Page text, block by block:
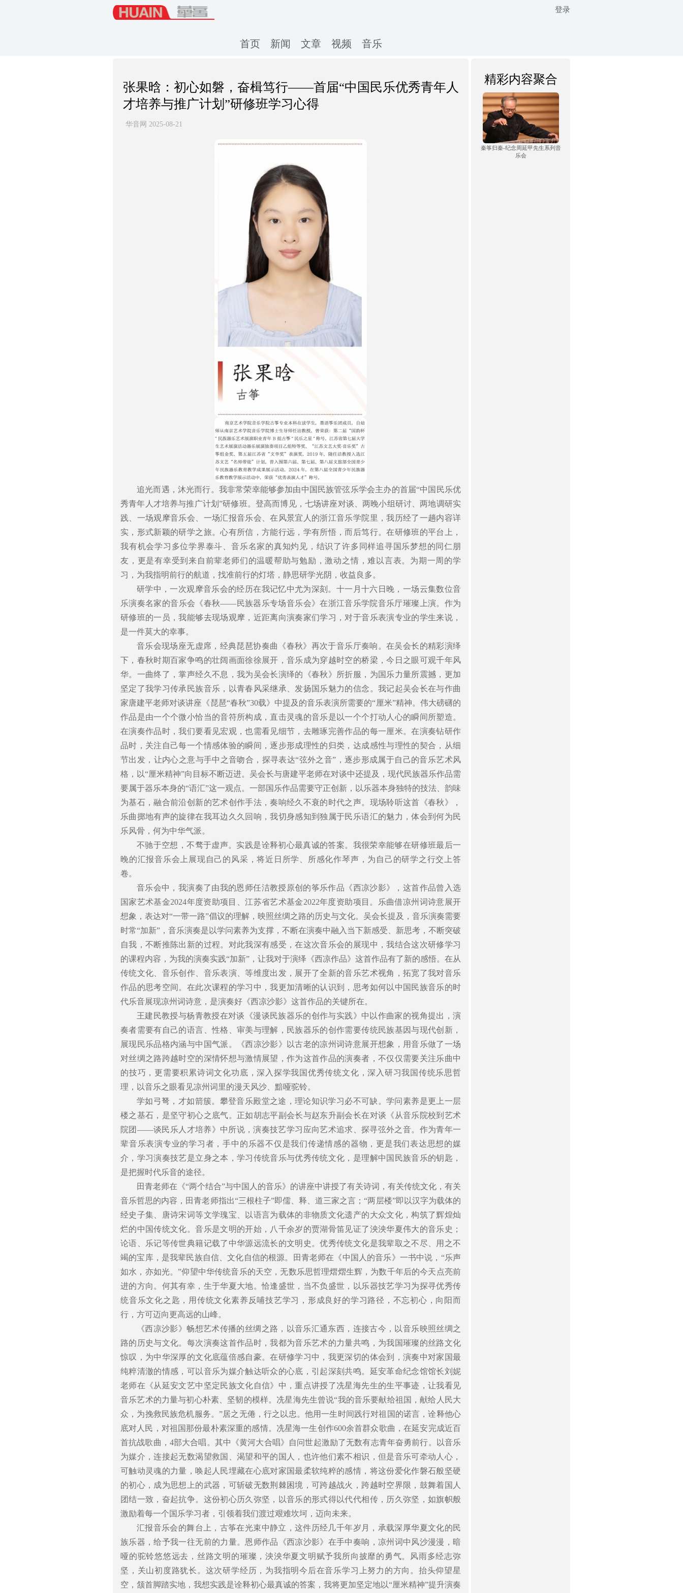
首页 新闻 文章 视频 音乐
登录
张果晗：初心如磐，奋楫笃行——首届“中国民乐优秀青年人
才培养与推广计划”研修班学习心得
华音网 2025-08-21
追光而遇，沐光而行。我非常荣幸能够参加由中国民族管弦乐学会主办的首届“中国民乐优
秀青年人才培养与推广计划”研修班。登高而博见，七场讲座对谈、两晚小组研讨、两地调研实
践、一场观摩音乐会、一场汇报音乐会、在风景宜人的浙江音乐学院里，我历经了一趟内容详
实，形式新颖的研学之旅。心有所信，方能行远，学有所悟，而后笃行。在研修班的平台上，
我有机会学习多位学界泰斗、音乐名家的真知灼见，结识了许多同样追寻国乐梦想的同仁朋
友，更是有幸受到来自前辈老师们的温暖帮助与勉励，激动之情，难以言表。为期一周的学
习，为我指明前行的航道，找准前行的灯塔，静思研学光阴，收益良多。
研学中，一次观摩音乐会的经历在我记忆中尤为深刻。十一月十六日晚，一场云集数位音
乐演奏名家的音乐会《春秋——民族器乐专场音乐会》在浙江音乐学院音乐厅璀璨上演。作为
研修班的一员，我能够去现场观摩，近距离向演奏家们学习，对于音乐表演专业的学生来说，
是一件莫大的幸事。
音乐会现场座无虚席，经典琵琶协奏曲《春秋》再次于音乐厅奏响。在吴会长的精彩演绎
下，春秋时期百家争鸣的壮阔画面徐徐展开，音乐成为穿越时空的桥梁，今日之眼可观千年风
华。一曲终了，掌声经久不息，我为吴会长演绎的《春秋》所折服，为国乐力量所震撼，更加
坚定了我学习传承民族音乐，以青春风采继承、发扬国乐魅力的信念。我记起吴会长在与作曲
家唐建平老师对谈讲座《琵琶“春秋”30载》中提及的音乐表演所需要的“厘米”精神。伟大磅礴的
作品是由一个个微小恰当的音符所构成，直击灵魂的音乐是以一个个打动人心的瞬间所塑造。
在演奏作品时，我们要看见宏观，也需看见细节，去雕琢完善作品的每一厘米。在演奏钻研作
品时，关注自己每一个情感体验的瞬间，逐步形成理性的归类，达成感性与理性的契合，从细
节出发，让内心之意与手中之音吻合，探寻表达“弦外之音”，逐步形成属于自己的音乐艺术风
格，以“厘米精神”向目标不断迈进。吴会长与唐建平老师在对谈中还提及，现代民族器乐作品需
要属于器乐本身的“语汇”这一观点。一部国乐作品需要守正创新，以乐器本身独特的技法、韵味
为基石，融合前沿创新的艺术创作手法，奏响经久不衰的时代之声。现场聆听这首《春秋》，
乐曲掷地有声的旋律在我耳边久久回响，我切身感知到独属于民乐语汇的魅力，体会到何为民
乐风骨，何为中华气派。
不驰于空想，不骛于虚声。实践是诠释初心最真诚的答案。我很荣幸能够在研修班最后一
晚的汇报音乐会上展现自己的风采，将近日所学、所感化作琴声，为自己的研学之行交上答
卷。
音乐会中，我演奏了由我的恩师任洁教授原创的筝乐作品《西凉沙影》，这首作品曾入选
国家艺术基金2024年度资助项目、江苏省艺术基金2022年度资助项目。乐曲借凉州词诗意展开
想象，表达对“一带一路”倡议的理解，映照丝绸之路的历史与文化。吴会长提及，音乐演奏需要
时常“加新”，音乐演奏是以学问素养为支撑，不断在演奏中融入当下新感受、新思考，不断突破
自我，不断推陈出新的过程。对此我深有感受，在这次音乐会的展现中，我结合这次研修学习
的课程内容，为我的演奏实践“加新”，让我对于演绎《西凉作品》这首作品有了新的感悟。在从
传统文化、音乐创作、音乐表演、等维度出发，展开了全新的音乐艺术视角，拓宽了我对音乐
作品的思考空间。在此次课程的学习中，我更加清晰的认识到，思考如何以中国民族音乐的时
代乐音展现凉州词诗意，是演奏好《西凉沙影》这首作品的关键所在。
王建民教授与杨青教授在对谈《漫谈民族器乐的创作与实践》中以作曲家的视角提出，演
奏者需要有自己的语言、性格、审美与理解，民族器乐的创作需要传统民族基因与现代创新，
展现民乐品格内涵与中国气派。《西凉沙影》以古老的凉州词诗意展开想象，用音乐做了一场
对丝绸之路跨越时空的深情怀想与激情展望，作为这首作品的演奏者，不仅仅需要关注乐曲中
的技巧，更需要积累诗词文化功底，深入探学我国优秀传统文化，深入研习我国传统乐思哲
理，以音乐之眼看见凉州词里的漫天风沙、黯哑驼铃。
学如弓弩，才如箭簇。攀登音乐殿堂之途，理论知识学习必不可缺。学问素养是更上一层
楼之基石，是坚守初心之底气。正如胡志平副会长与赵东升副会长在对谈《从音乐院校到艺术
院团——谈民乐人才培养》中所说，演奏技艺学习应向艺术追求、探寻弦外之音。作为青年一
辈音乐表演专业的学习者，手中的乐器不仅是我们传递情感的器物，更是我们表达思想的媒
介，学习演奏技艺是立身之本，学习传统音乐与优秀传统文化，是理解中国民族音乐的钥匙，
是把握时代乐音的途径。
田青老师在《“两个结合”与中国人的音乐》的讲座中讲授了有关诗词，有关传统文化，有关
音乐哲思的内容，田青老师指出“三根柱子”即儒、释、道三家之言；“两层楼”即以汉字为载体的
经史子集、唐诗宋词等文学瑰宝、以语言为载体的非物质文化遗产的大众文化，构筑了辉煌灿
烂的中国传统文化。音乐是文明的开始，八千余岁的贾湖骨笛见证了泱泱华夏伟大的音乐史；
论语、乐记等传世典籍记载了中华源远流长的文明史。优秀传统文化是我辈取之不尽、用之不
竭的宝库，是我辈民族自信、文化自信的根源。田青老师在《中国人的音乐》一书中说，“乐声
如水，亦如光。”仰望中华传统音乐的天空，无数乐思哲理熠熠生辉，为数千年后的今天点亮前
进的方向。何其有幸，生于华夏大地。恰逢盛世，当不负盛世，以乐器技艺学习为探寻优秀传
统音乐文化之匙，用传统文化素养反哺技艺学习，形成良好的学习路径，不忘初心，向阳而
行，方可迈向更高远的山峰。
《西凉沙影》畅想艺术传播的丝绸之路，以音乐汇通东西，连接古今，以音乐映照丝绸之
路的历史与文化。每次演奏这首作品时，我都为音乐艺术的力量共鸣，为我国璀璨的丝路文化
惊叹，为中华深厚的文化底蕴倍感自豪。在研修学习中，我更深切的体会到，演奏中对家国最
纯粹清澈的情感，可以音乐为媒介触达听众的心底，引起深刻共鸣。延安革命纪念馆馆长刘妮
老师在《从延安文艺中坚定民族文化自信》中，重点讲授了冼星海先生的生平事迹，让我看见
音乐艺术的力量与初心朴素、坚韧的模样。冼星海先生曾说“我的音乐要献给祖国，献给人民大
众，为挽救民族危机服务。”居之无倦，行之以忠。他用一生时间践行对祖国的诺言，诠释他心
底对人民，对祖国那份最朴素深重的感情。冼星海一生创作600余首群众歌曲，在延安完成近百
首抗战歌曲，4部大合唱。其中《黄河大合唱》自问世起激励了无数有志青年奋勇前行。以音乐
为媒介，连接起无数渴望救国、渴望和平的国人，也许他们素不相识，但是音乐可牵动人心，
可触动灵魂的力量，唤起人民埋藏在心底对家国最柔软纯粹的感情，将这份爱化作磐石般坚硬
的初心，成为思想上的武器，可斩破无数荆棘困境，可跨越战火，跨越时空界限，鼓舞着国人
团结一致，奋起抗争。这份初心历久弥坚，以音乐的形式得以代代相传，历久弥坚，如旗帜般
激励着每一个国乐学习者，引领着我们渡过艰难坎坷，迈向未来。
汇报音乐会的舞台上，古筝在光束中静立，这件历经几千年岁月，承载深厚华夏文化的民
族乐器，给予我一往无前的力量。恩师作品《西凉沙影》在手中奏响，凉州词中风沙漫漫，暗
哑的驼铃悠悠远去，丝路文明的璀璨，泱泱华夏文明赋予我所向披靡的勇气。风雨多经志弥
坚，关山初度路犹长。这次研学经历，为我指明今后在音乐学习上努力的方向。抬头仰望星
空，颔首脚踏实地，我想实践是诠释初心最真诚的答案，我将更加坚定地以“厘米精神”提升演奏
精彩内容聚合
秦筝归秦-纪念周延甲先生系列音
乐会